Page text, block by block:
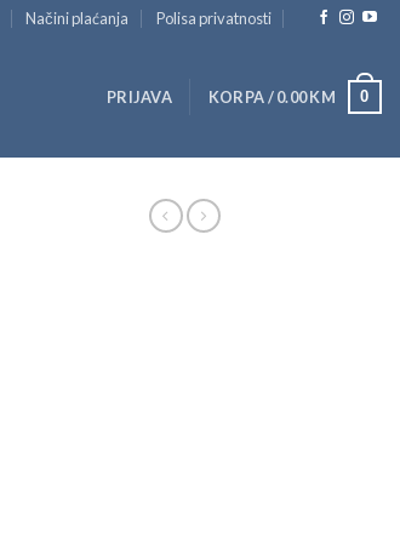
Načini plaćanja Polisa privatnosti
PRIJAVA KORPA /0.00KM 0